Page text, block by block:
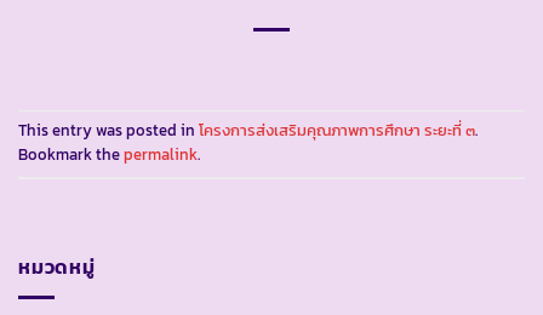
This entry was posted in โครงการส่งเสริมคุณภาพการศึกษา ระยะที่ ๓.
Bookmark thepermalink.
หมวดหมู่